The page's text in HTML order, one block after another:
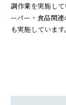
調作業を実施し
ーパー・食品関
も実施しています。